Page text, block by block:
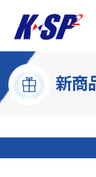
新商